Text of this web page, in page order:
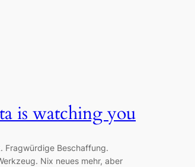
is watching you
Fragwürdige Beschaffung.
Nix neues mehr, aber